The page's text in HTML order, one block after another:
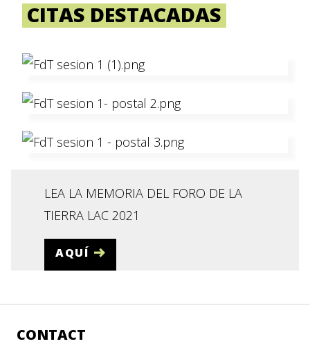
CITAS DESTACADAS
LEA LA MEMORIA DEL FORO DE LA
TIERRA LAC 2021
AQUÍ
CONTACT